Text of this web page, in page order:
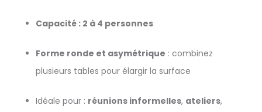
Capacité : 2 à 4 personnes
Forme ronde et asymétrique : combinez
plusieurs tables pour élargir la surface
Idéale pour : réunions informelles, ateliers,